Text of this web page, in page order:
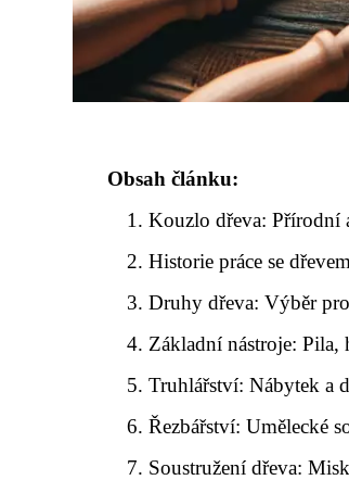
Obsah článku:
Kouzlo dřeva: Přírodní
Historie práce se
Druhy dřeva: Výběr
Základní nástroje:
Truhlářství: Nábytek a
Řezbářství: Umělecké
Soustružení dřeva: